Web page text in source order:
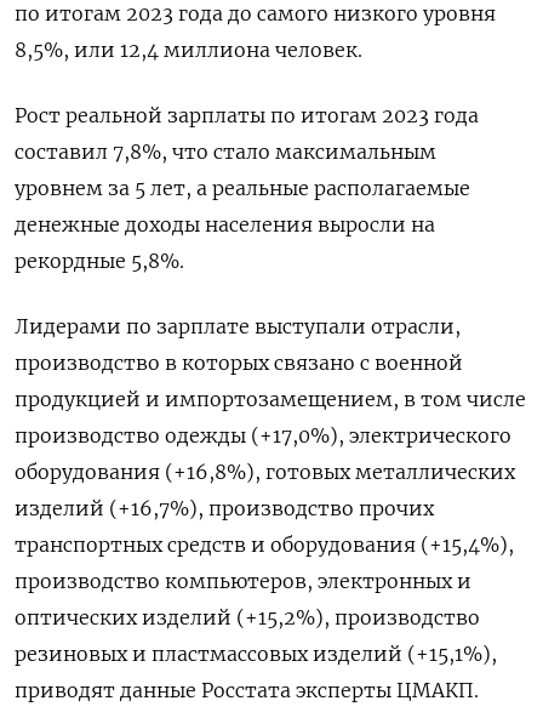
по итогам 2023 года до самого низкого уровня
8,5%, или 12,4 миллиона человек.
Рост реальной зарплаты по итогам 2023 года
составил 7,8%, что стало максимальным
уровнем за 5 лет, а реальные располагаемые
денежные доходы населения выросли на
рекордные 5,8%.
Лидерами по зарплате выступали отрасли,
производство в которых связано с военной
продукцией и импортозамещением, в том числе
производство одежды (+17,0%), электрического
оборудования (+16,8%), готовых металлических
изделий (+16,7%), производство прочих
транспортных средств и оборудования (+15,4%),
производство компьютеров, электронных и
оптических изделий (+15,2%), производство
резиновых и пластмассовых изделий (+15,1%),
приводят данные Росстата эксперты ЦМАКП.